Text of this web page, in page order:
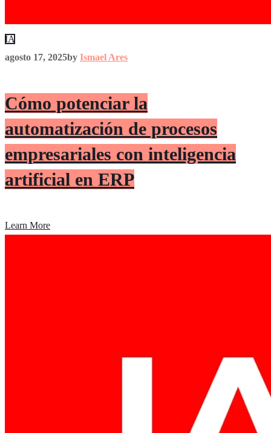
IA
agosto 17, 2025by Ismael Ares
Cómo potenciar la
automatización de procesos
empresariales con inteligencia
artificial en ERP
Learn More